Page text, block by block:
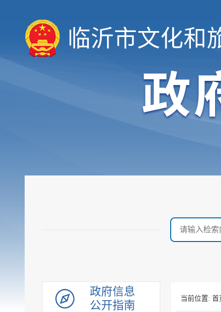
临沂市文化和
政府信息
公开指南
当前位置: 首